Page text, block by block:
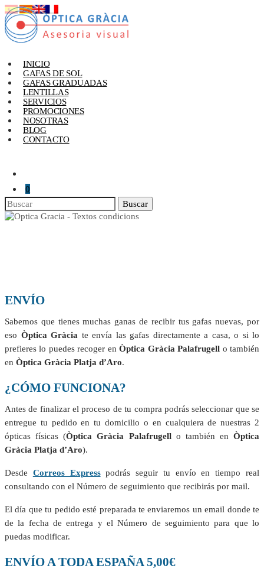
INICIO
GAFAS DE SOL
GAFAS GRADUADAS
LENTILLAS
SERVICIOS
PROMOCIONES
NOSOTRAS
BLOG
CONTACTO
0
ENVÍO
Sabemos que tienes muchas ganas de recibir tus gafas nuevas, por
eso Òptica Gràcia te envía las gafas directamente a casa, o si lo
prefieres lo puedes recoger enÒptica Gràcia Palafrugell o también
en Òptica Gràcia Platja d’Aro.
¿CÓMO FUNCIONA?
Antes de finalizar el proceso de tu compra podrás seleccionar que se
entregue tu pedido en tu domicilio o en cualquiera de nuestras 2
ópticas físicas (Òptica Gràcia Palafrugello también en Òptica
Gràcia Platja d’Aro).
Desde Correos Expresspodrás seguir tu envío en tiempo real
consultando con el Número de seguimiento que recibirás por mail.
El día que tu pedido esté preparada te enviaremos un email donde te
de la fecha de entrega y el Número de seguimiento para que lo
puedas modificar.
ENVÍO A TODA ESPAÑA 5,00€